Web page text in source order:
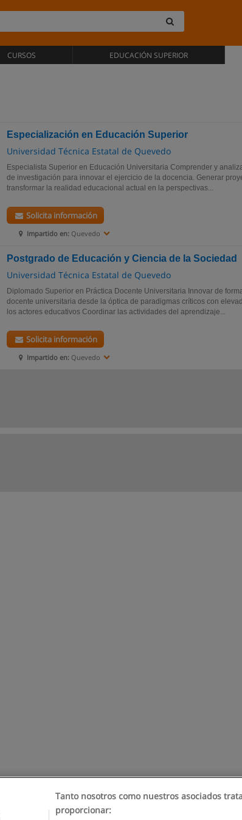
CURSOS EDUCACIÓN SUPERIOR
Especialización en Educación Superior
Universidad Técnica Estatal de Quevedo
Especialista Superior en Educación Universitaria Comprender y
de investigación para innovar el ejercicio de la docencia. Generar
transformar la realidad educacional actual en la perspectivas...
Impartido en: Quevedo
Solicita información
Postgrado de Educación y Ciencia de la Sociedad
Universidad Técnica Estatal de Quevedo
Diplomado Superior en Práctica Docente Universitaria Innovar de
docente universitaria desde la óptica de paradigmas críticos con
los actores educativos Coordinar las actividades del aprendizaje...
Impartido en: Quevedo
Solicita información
Tanto nosotros como nuestros asociados
proporcionar: